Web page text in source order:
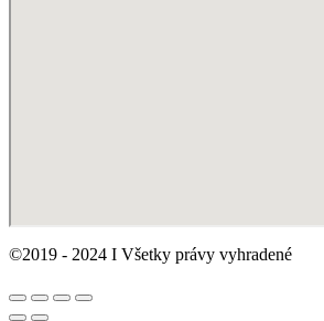
©2019 - 2024 I Všetky právy vyhradené